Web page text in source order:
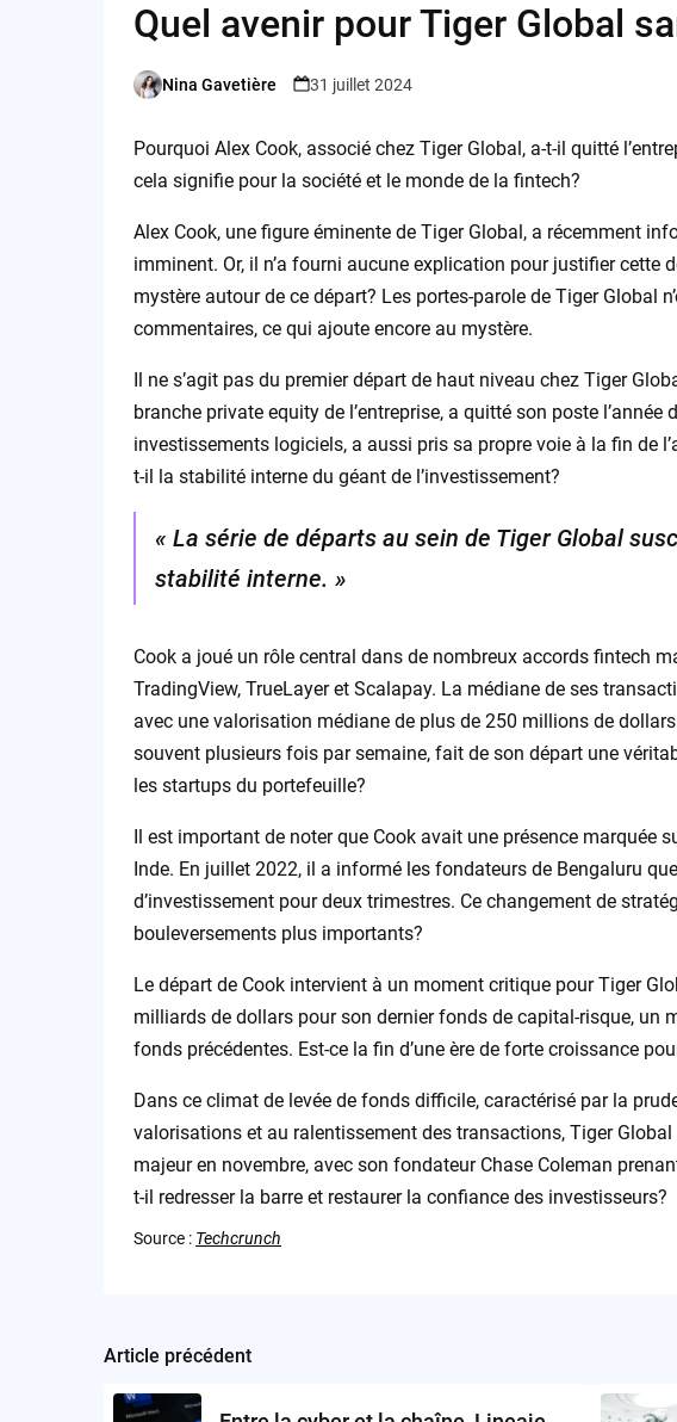
Quel avenir pour Tiger Global
Posted
Nina Gavetière 31 juillet 2024
Pourquoi Alex Cook, associé chez Tiger Global, a-t-il quitté
cela signifie pour la société et le monde de la fintech?
Alex Cook, une figure éminente de Tiger Global, a récemment
imminent. Or, il n’a fourni aucune explication pour justifier cette
mystère autour de ce départ? Les portes-parole de Tiger Global
commentaires, ce qui ajoute encore au mystère.
Il ne s’agit pas du premier départ de haut niveau chez Tiger
branche private equity de l’entreprise, a quitté son poste
investissements logiciels, a aussi pris sa propre voie à la fin de
t-il la stabilité interne du géant de l’investissement?
« La série de départs au sein de Tiger Global
stabilité interne. »
Cook a joué un rôle central dans de nombreux accords fintech
TradingView, TrueLayer et Scalapay. La médiane de ses
avec une valorisation médiane de plus de 250 millions de
souvent plusieurs fois par semaine, fait de son départ une
les startups du portefeuille?
Il est important de noter que Cook avait une présence marquée
Inde. En juillet 2022, il a informé les fondateurs de Bengaluru
d’investissement pour deux trimestres. Ce changement de
bouleversements plus importants?
Le départ de Cook intervient à un moment critique pour Tiger
milliards de dollars pour son dernier fonds de capital-risque, un
fonds précédentes. Est-ce la fin d’une ère de forte croissance
Dans ce climat de levée de fonds difficile, caractérisé par la
valorisations et au ralentissement des transactions, Tiger
majeur en novembre, avec son fondateur Chase Coleman
t-il redresser la barre et restaurer la confiance des investisseurs?
Source : Techcrunch
Post
navigation
Article précédent